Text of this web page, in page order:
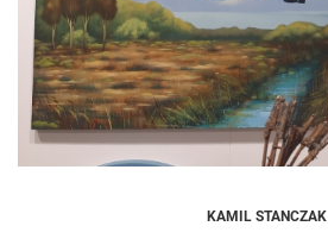
KAMIL STANCZAK